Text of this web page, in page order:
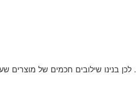
בנינו שילובים חכמים של